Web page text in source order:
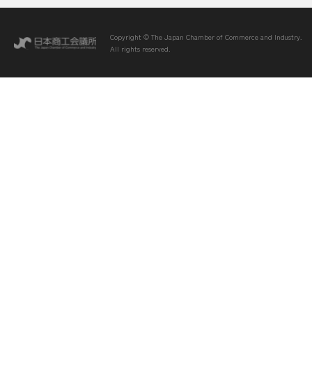
Copyright © The Japan Chamber of Commerce and Industry.
All rights reserved.